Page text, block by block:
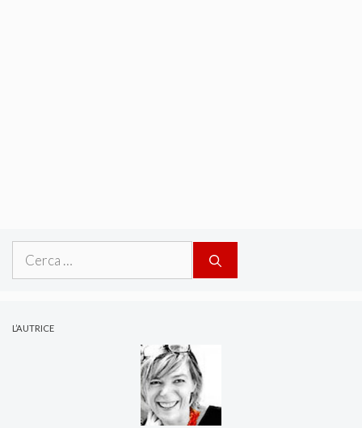
per:
L’AUTRICE